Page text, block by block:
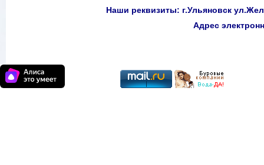
Наши реквизиты: г.Ульяновск
Адрес